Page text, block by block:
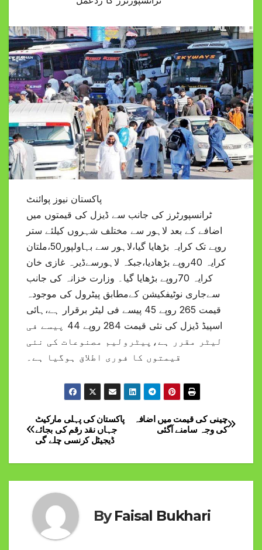
پاکستان نیوز پوائنٹ
ٹرانسپورٹرز کی جانب سے ڈیزل کی قیمتوں میں
اضافے کے بعد لاہور سے مختلف شہروں کیلئے ستر
روپے تک کرایہ بڑھایا گیا،لاہور سے بہاولپور50،ملتان
کرایہ 40روپے بڑھادیا،جبکہ لاہورسےڈیرہ غازی خان
کرایہ 70روپے بڑھایا گیا۔ وزارت خزانہ کی جانب
سےجاری نوٹیفکیشن کےمطابق پیٹرول کی موجودہ
قیمت 265 روپے 45 پیسے فی لیٹر برقرار ہے،ہائی
اسپیڈ ڈیزل کی نئی قیمت 284 روپے 44 پیسے فی
لیٹر مقرر ہے،پیٹرولیم مصنوعات کی نئی
قیمتوں کا فوری اطلاق ہوگیا ہے۔
Post
navigation
چینی کی قیمت میں اضافہ
کی وجہ سامنے آگئی
پاکستان کی پہلی مارکیٹ
جہاں نقد رقم کی بجائے
ڈیجیٹل کرنسی چلے گی
ByFaisal Bukhari